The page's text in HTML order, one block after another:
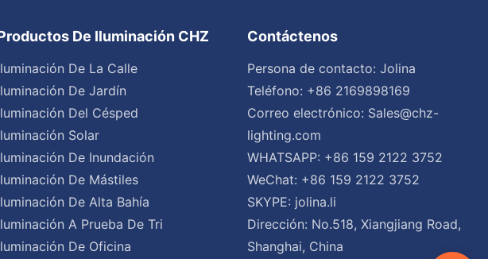
De Iluminación CHZ
De La Calle
De Jardín
Del Césped
Solar
De Inundación
De Mástiles
De Alta Bahía
A Prueba De Tri
De Oficina
Contáctenos
Persona de contacto: Jolina
Teléfono: +86 2169898169
Correo electrónico: Sales@chz-
lighting.com
WHATSAPP: +86 159 2122 3752
WeChat: +86 159 2122 3752
SKYPE: jolina.li
Dirección: No.518, Xiangjiang Road,
Shanghai, China